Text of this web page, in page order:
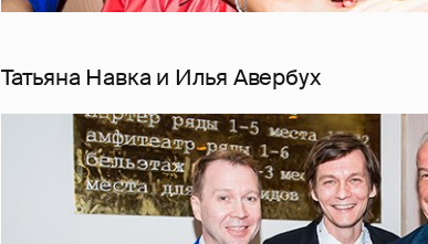
Татьяна Навка и Илья Авербух